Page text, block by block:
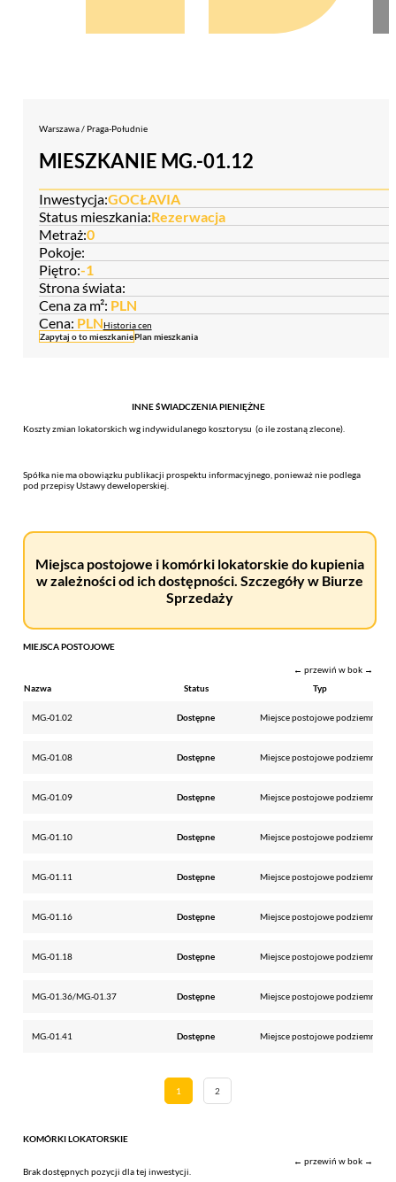
Warszawa / Praga-Południe
MIESZKANIE MG.-01.12
Inwestycja:GOCŁAVIA
Status mieszkania:Rezerwacja
Metraż:0
Pokoje:
Piętro:-1
Strona świata:
Cena za m²: PLN
Cena: PLNHistoria cen
Zapytaj o to mieszkaniePlan mieszkania
INNE ŚWIADCZENIA PIENIĘŻNE
Koszty zmian lokatorskich wg indywidulanego kosztorysu (o ile zostaną zlecone).
Spółka nie ma obowiązku publikacji prospektu informacyjnego, ponieważ nie podlega
pod przepisy Ustawy deweloperskiej.
Miejsca postojowe i komórki lokatorskie do kupienia
w zależności od ich dostępności. Szczegóły w Biurze
Sprzedaży
MIEJSCA POSTOJOWE
← przewiń w bok →
Nazwa
Status Typ
MG.-01.02 Dostępne Miejsce postojowe podziemne
MG.-01.08 Dostępne Miejsce postojowe podziemne
MG.-01.09 Dostępne Miejsce postojowe podziemne
MG.-01.10 Dostępne Miejsce postojowe podziemne
MG.-01.11 Dostępne Miejsce postojowe podziemne
MG.-01.16 Dostępne Miejsce postojowe podziemne
MG.-01.18 Dostępne Miejsce postojowe podziemne
MG.-01.36/MG.-01.37 Dostępne Miejsce postojowe podziemne
MG.-01.41 Dostępne Miejsce postojowe podziemne
1 2
KOMÓRKI LOKATORSKIE
← przewiń w bok →
Brak dostępnych pozycji dla tej inwestycji.